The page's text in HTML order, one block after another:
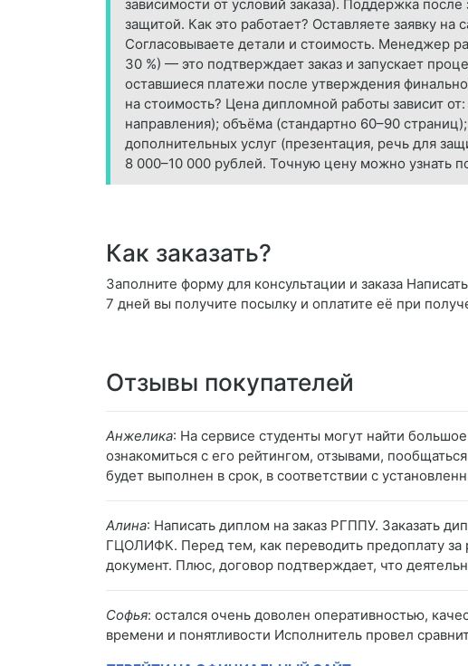
зависимости от условий заказа). Поддержка
защитой. Как это работает? Оставляете заявку
Согласовываете детали и стоимость. Менеджер
30 %) — это подтверждает заказ и запускает
оставшиеся платежи после утверждения
на стоимость? Цена дипломной работы зависит
направления); объёма (стандартно 60–90
дополнительных услуг (презентация, речь для
8 000–10 000 рублей. Точную цену можно узнать
Как заказать?
Заполните форму для консультации и заказа
7 дней вы получите посылку и оплатите её при
Отзывы покупателей
Анжелика: На сервисе студенты могут найти
ознакомиться с его рейтингом, отзывами,
будет выполнен в срок, в соответствии с
Алина: Написать диплом на заказ РГППУ. Заказать
ГЦОЛИФК. Перед тем, как переводить предоплату за
документ. Плюс, договор подтверждает, что
Софья: остался очень доволен оперативностью,
времени и понятливости Исполнитель провел